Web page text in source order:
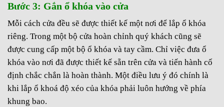
Bước 3: Gắn ổ khóa vào cửa
Mỗi cách cửa đều sẽ được thiết kế một nơi để lắp ổ khóa
riêng. Trong một bộ cửa hoàn chỉnh quý khách cũng sẽ
được cung cấp một bộ ổ khóa và tay cầm. Chỉ việc đưa ổ
khóa vào nơi đã được thiết kế sẵn trên cửa và tiến hành cố
định chắc chắn là hoàn thành. Một điều lưu ý đó chính là
khi lắp ổ khoá độ xéo của khóa phải luôn hướng về phía
khung bao.